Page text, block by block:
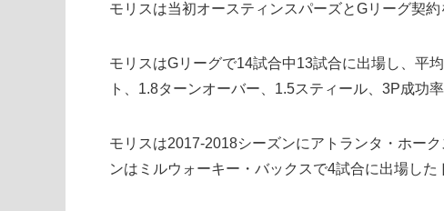
モリスは当初オースティンスパーズとGリーグ契約
モリスはGリーグで14試合中13試合に出場し、平
ト、1.8ターンオーバー、1.5スティール、3P成功
モリスは2017-2018シーズンにアトランタ・ホー
ンはミルウォーキー・バックスで4試合に出場した